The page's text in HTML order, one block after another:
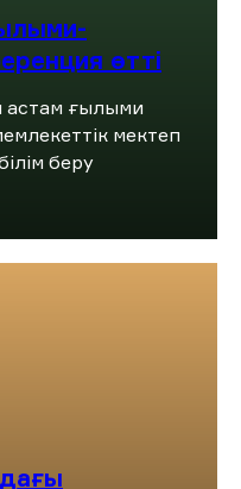
өтті
астам ғылыми
мектеп
беру